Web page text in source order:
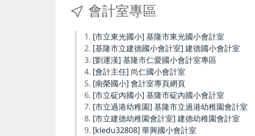
會計室專區
[市立東光國小] 基隆市東光國小會計室
[基隆市立建德國小會計室] 建德國小會計室
[劉運漢] 基隆市仁愛國小會計室專區
[會計主任] 尚仁國小會計室
[南榮國小] 會計室專頁網頁
[市立碇內國小] 基隆市碇內國小會計室
[市立過港幼稚園] 基隆市立過港幼稚園會計室
[市立建德幼稚園會計室] 建德幼稚園會計室
[kledu32808] 華興國小會計室